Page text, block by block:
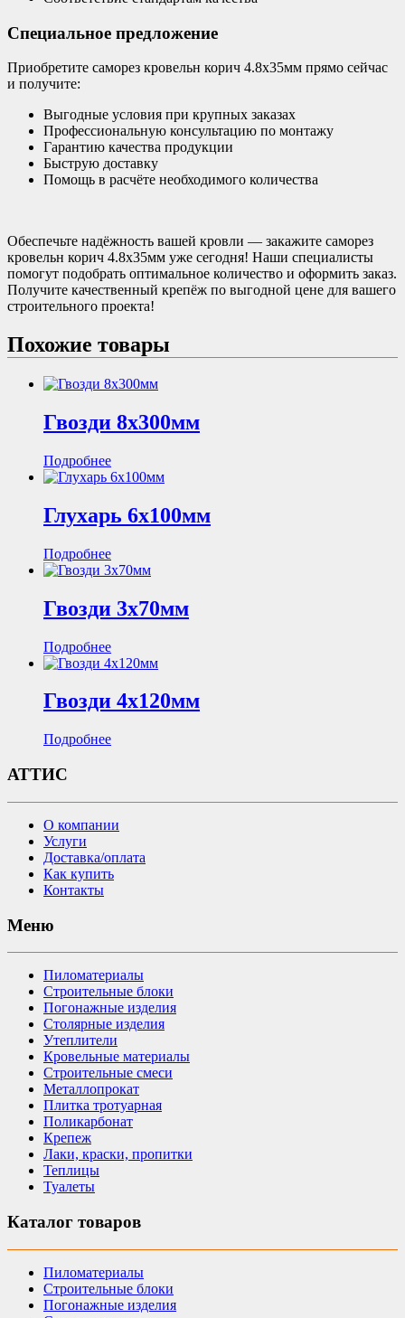
Специальное предложение
Приобретите саморез кровельн корич 4.8х35мм прямо сейчас
и получите:
Выгодные условия при крупных заказах
Профессиональную консультацию по монтажу
Гарантию качества продукции
Быструю доставку
Помощь в расчёте необходимого количества
Обеспечьте надёжность вашей кровли — закажите саморез
кровельн корич 4.8х35мм уже сегодня! Наши специалисты
помогут подобрать оптимальное количество и оформить заказ.
Получите качественный крепёж по выгодной цене для вашего
строительного проекта!
Похожие товары
Гвозди 8х300мм
Подробнее
Глухарь 6х100мм
Подробнее
Гвозди 3х70мм
Подробнее
Гвозди 4х120мм
Подробнее
АТТИС
О компании
Услуги
Доставка/оплата
Как купить
Контакты
Меню
Пиломатериалы
Строительные блоки
Погонажные изделия
Столярные изделия
Утеплители
Кровельные материалы
Строительные смеси
Металлопрокат
Плитка тротуарная
Поликарбонат
Крепеж
Лаки, краски, пропитки
Теплицы
Туалеты
Каталог товаров
Пиломатериалы
Строительные блоки
Погонажные изделия